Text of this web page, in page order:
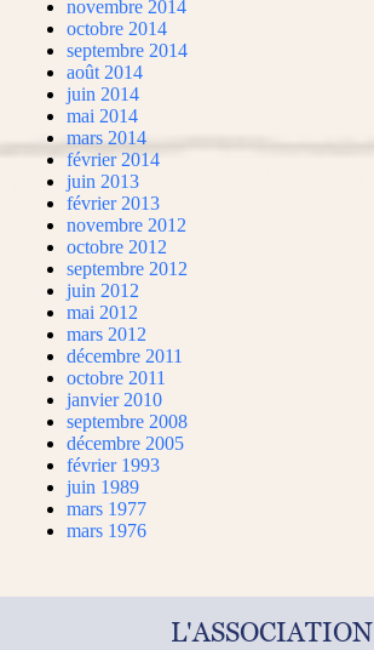
novembre 2014
octobre 2014
septembre 2014
août 2014
juin 2014
mai 2014
mars 2014
février 2014
juin 2013
février 2013
novembre 2012
octobre 2012
septembre 2012
juin 2012
mai 2012
mars 2012
décembre 2011
octobre 2011
janvier 2010
septembre 2008
décembre 2005
février 1993
juin 1989
mars 1977
mars 1976
L'ASSOCIATION